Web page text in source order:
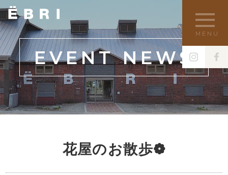
MENU
EVENT NEWS
花屋のお散歩❁